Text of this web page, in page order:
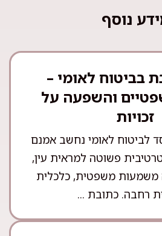
נוסף
בביטוח לאומי –
והשפעה על
זכויות
לביטוח לאומי נחשב אמנם
פשוטה למראית עין,
משמעות משפטית, כלכלית
רחבה. כתובת ...